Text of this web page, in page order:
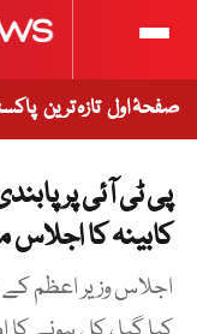
صفحۂ اول تازہ ترین
پی ٹی آئی پر
کابینہ کا اجلاس
اجلاس وزیر اعظم